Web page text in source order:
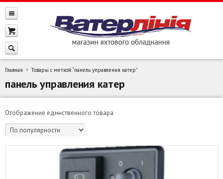
Главная Товары с меткой “панель управления катер”
панель управления катер
Отображение единственного товара